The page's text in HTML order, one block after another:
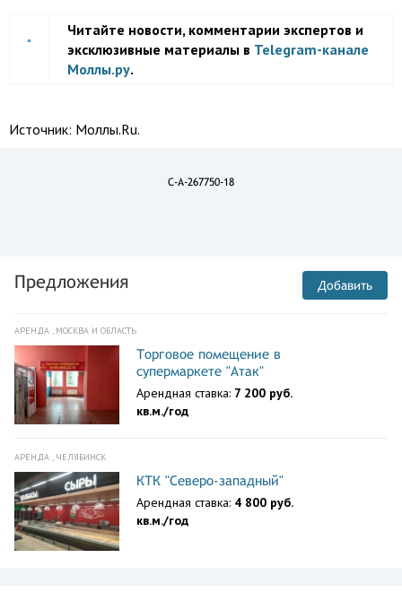
Читайте новости, комментарии экспертов и
эксклюзивные материалы в Telegram-канале
Моллы.ру.
Источник: Моллы.Ru.
C-A-267750-18
Предложения Добавить
АРЕНДА , МОСКВА И ОБЛАСТЬ
Торговое помещение в
супермаркете "Атак"
Арендная ставка: 7 200 руб.
кв.м./год
АРЕНДА , ЧЕЛЯБИНСК
КТК "Северо-западный"
Арендная ставка: 4 800 руб.
кв.м./год